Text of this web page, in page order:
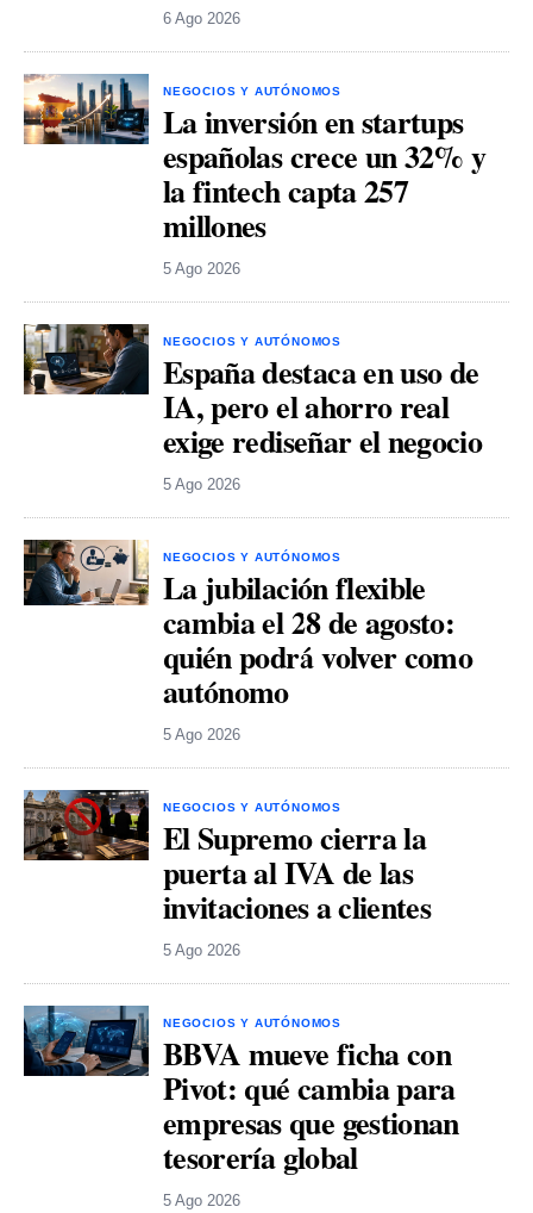
6 Ago 2026
NEGOCIOS Y AUTÓNOMOS
La inversión en startups
españolas crece un 32% y
la fintech capta 257
millones
5 Ago 2026
NEGOCIOS Y AUTÓNOMOS
España destaca en uso de
IA, pero el ahorro real
exige rediseñar el negocio
5 Ago 2026
NEGOCIOS Y AUTÓNOMOS
La jubilación flexible
cambia el 28 de agosto:
quién podrá volver como
autónomo
5 Ago 2026
NEGOCIOS Y AUTÓNOMOS
El Supremo cierra la
puerta al IVA de las
invitaciones a clientes
5 Ago 2026
NEGOCIOS Y AUTÓNOMOS
BBVA mueve ficha con
Pivot: qué cambia para
empresas que gestionan
tesorería global
5 Ago 2026